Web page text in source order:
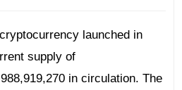
launched in
supply of
in circulation. The